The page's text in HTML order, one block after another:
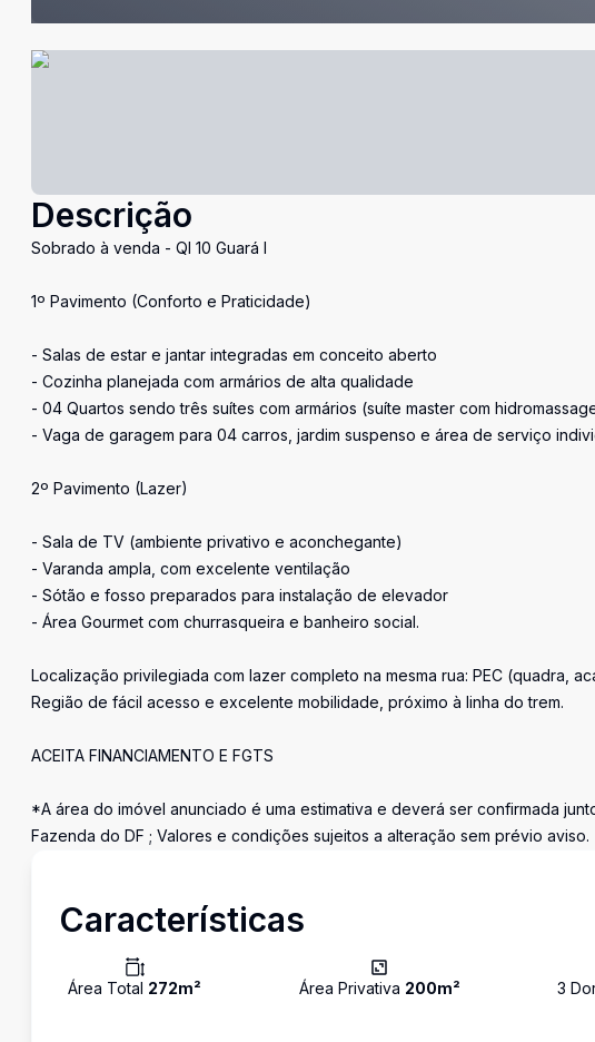
Descrição
Sobrado à venda - QI 10 Guará I
1º Pavimento (Conforto e Praticidade)
- Salas de estar e jantar integradas em conceito aberto
- Cozinha planejada com armários de alta qualidade
- 04 Quartos sendo três suítes com armários (suíte master com
- Vaga de garagem para 04 carros, jardim suspenso e área de serviço
2º Pavimento (Lazer)
- Sala de TV (ambiente privativo e aconchegante)
- Varanda ampla, com excelente ventilação
- Sótão e fosso preparados para instalação de elevador
- Área Gourmet com churrasqueira e banheiro social.
Localização privilegiada com lazer completo na mesma rua: PEC (quadra,
Região de fácil acesso e excelente mobilidade, próximo à linha do trem.
ACEITA FINANCIAMENTO E FGTS
*A área do imóvel anunciado é uma estimativa e deverá ser confirmada
Fazenda do DF ; Valores e condições sujeitos a alteração sem prévio aviso.
Características
Área Total 272m² Área Privativa 200m² 3